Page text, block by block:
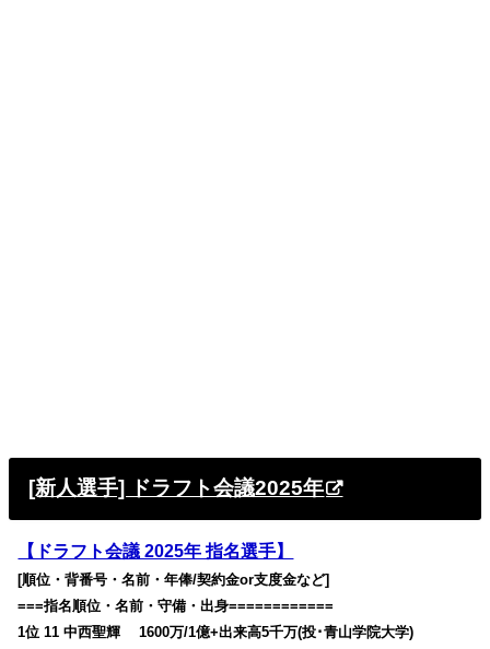
[新人選手] ドラフト会議2025年
【ドラフト会議 2025年 指名選手】
[順位・背番号・名前・年俸/契約金or支度金など]
===指名順位・名前・守備・出身============
1位 11 中西聖輝 1600万/1億+出来高5千万(投･青山学院大学)